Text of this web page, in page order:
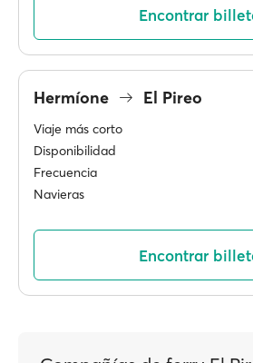
Encontrar
Hermíone El Pireo
Viaje más corto
Disponibilidad
Frecuencia
Navieras
Encontrar